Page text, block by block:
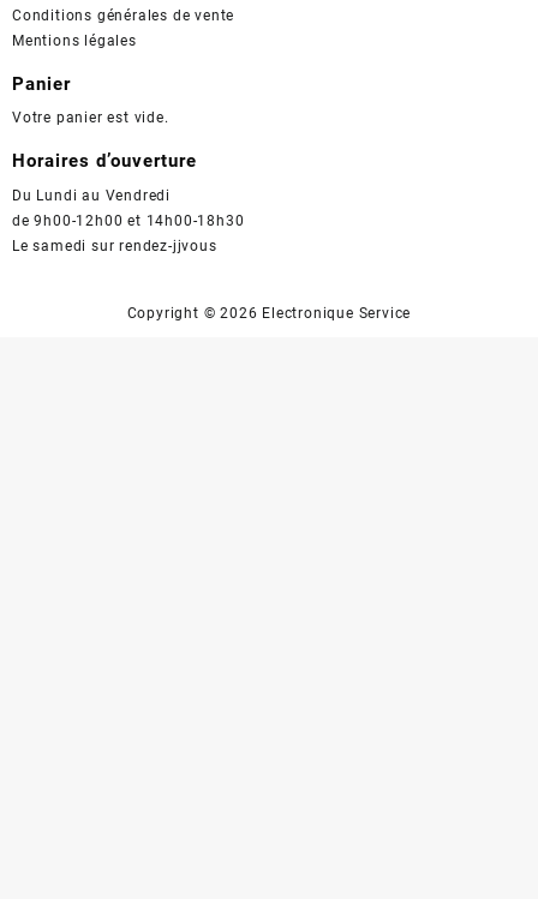
Conditions générales de vente
Mentions légales
Panier
Votre panier est vide.
Horaires d’ouverture
Du Lundi au Vendredi
de 9h00-12h00 et 14h00-18h30
Le samedi sur rendez-jjvous
Copyright ©2026 Electronique Service